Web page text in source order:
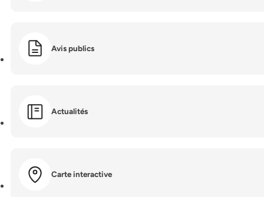
Avis publics
Actualités
Carte interactive